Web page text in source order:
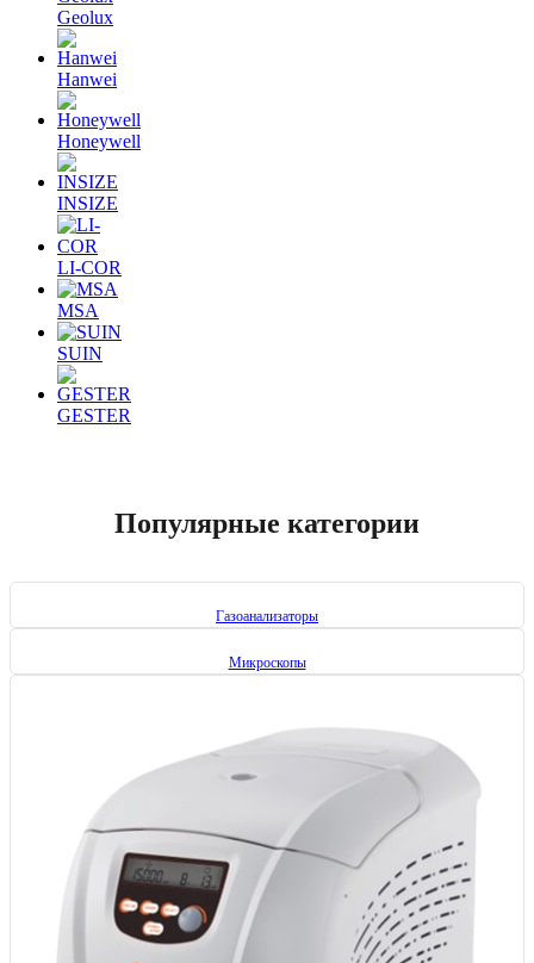
Geolux
Hanwei
Honeywell
INSIZE
LI-COR
MSA
SUIN
GESTER
Популярные категории
Газоанализаторы
Микроскопы